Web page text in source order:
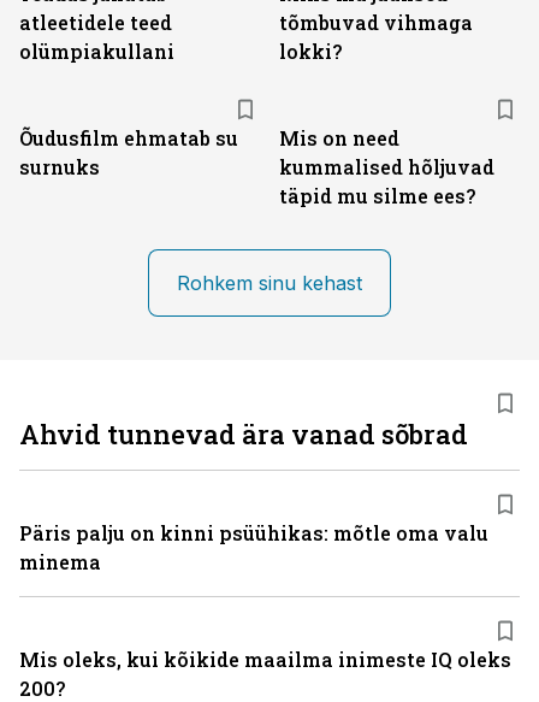
atleetidele teed
olümpiakullani
tõmbuvad vihmaga
lokki?
Õudusfilm ehmatab su
surnuks
Mis on need
kummalised hõljuvad
täpid mu silme ees?
Rohkem sinu kehast
Ahvid tunnevad ära vanad sõbrad
Päris palju on kinni psüühikas: mõtle oma valu
minema
Mis oleks, kui kõikide maailma inimeste IQ oleks
200?